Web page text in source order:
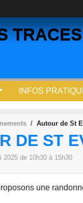
INFOS
Autour de St
DE ST
2025 de 10h30 à 15h30
une